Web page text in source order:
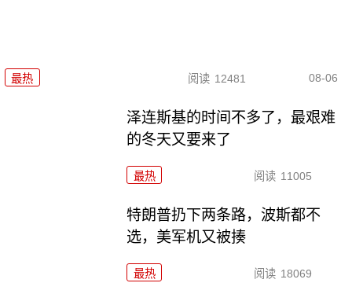
最热 阅读 12481 08-06
泽连斯基的时间不多了，最艰难
的冬天又要来了
最热 阅读 11005
特朗普扔下两条路，波斯都不
选，美军机又被揍
最热 阅读 18069